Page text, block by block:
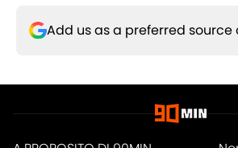
Add us as a preferred source